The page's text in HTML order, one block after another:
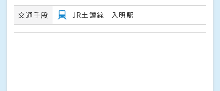
交通手段 JR土讃線 入明駅